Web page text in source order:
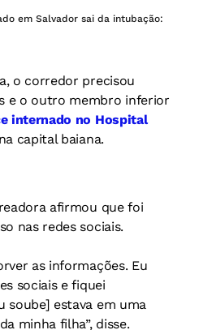
em Salvador sai da intubação:
o corredor precisou
e o outro membro inferior
internado no Hospital
na capital baiana.
afirmou que foi
nas redes sociais.
as informações. Eu
sociais e fiquei
soube] estava em uma
minha filha”, disse.